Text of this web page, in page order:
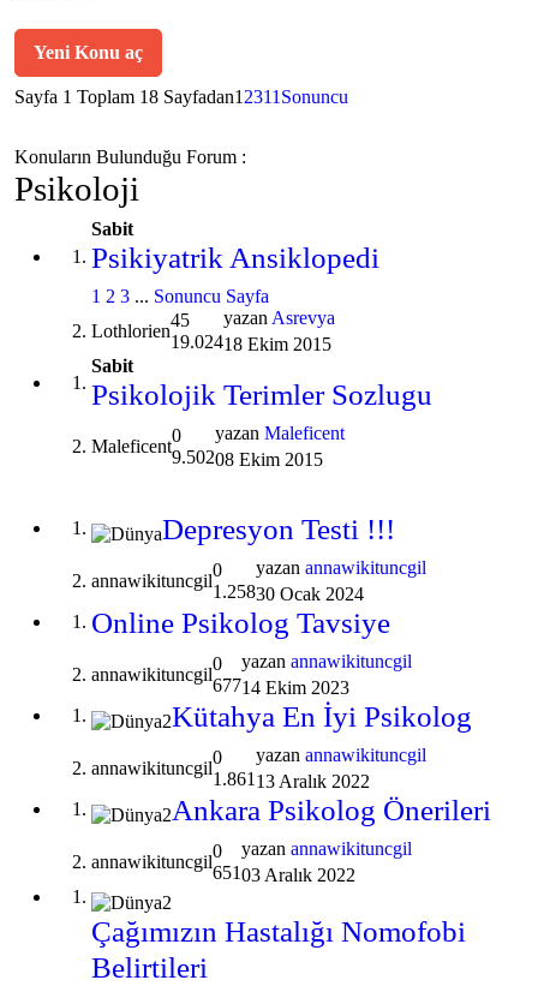
Yeni Konu aç
Sayfa 1 Toplam 18 Sayfadan1 2311 Sonuncu
Konuların Bulunduğu Forum :
Psikoloji
Sabit
Psikiyatrik Ansiklopedi
1 2 3 ... Sonuncu Sayfa
Lothlorien
45
19.024
yazan Asrevya
18 Ekim 2015
Sabit
Psikolojik Terimler Sozlugu
Maleficent
0
9.502
yazan Maleficent
08 Ekim 2015
Depresyon Testi !!!
annawikituncgil
0
1.258
yazan annawikituncgil
30 Ocak 2024
Online Psikolog Tavsiye
annawikituncgil
0
677
yazan annawikituncgil
14 Ekim 2023
Kütahya En İyi Psikolog
annawikituncgil
0
1.861
yazan annawikituncgil
13 Aralık 2022
Ankara Psikolog Önerileri
annawikituncgil
0
651
yazan annawikituncgil
03 Aralık 2022
Çağımızın Hastalığı Nomofobi
Belirtileri